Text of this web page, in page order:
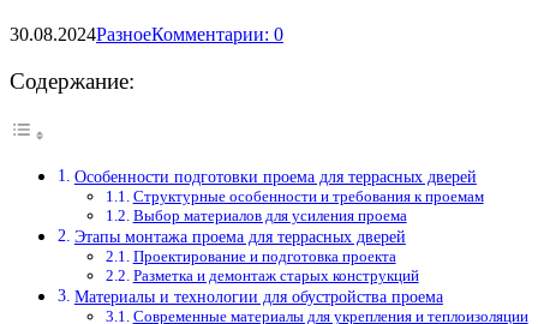
30.08.2024РазноеКомментарии: 0
Содержание:
Особенности подготовки проема для террасных дверей
Структурные особенности и требования к проемам
Выбор материалов для усиления проема
Этапы монтажа проема для террасных дверей
Проектирование и подготовка проекта
Разметка и демонтаж старых конструкций
Материалы и технологии для обустройства проема
Современные материалы для укрепления и теплоизоляции